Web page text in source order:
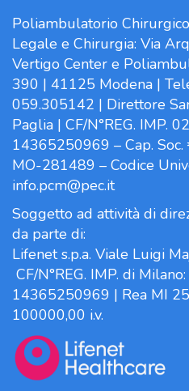
Poliambulatorio
Legale e Chirurgia: Via
Vertigo Center e
390 | 41125 Modena |
059.305142 | Direttore
Paglia | CF/N°REG. IMP.
14365250969 – Cap. Soc.
MO-281489 – Codice
info.pcm@pec.it
Soggetto ad attività di
da parte di:
Lifenet s.p.a. Viale Luigi
CF/N°REG. IMP. di
14365250969 | Rea MI
100000,00 i.v.